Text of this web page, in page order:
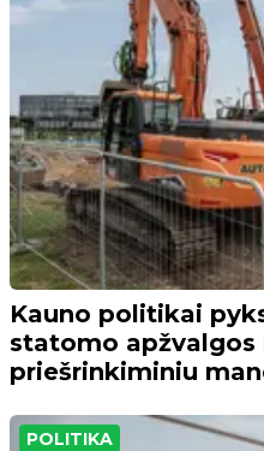
Kauno politikai
statomo
priešrinkiminiu
POLITIKA